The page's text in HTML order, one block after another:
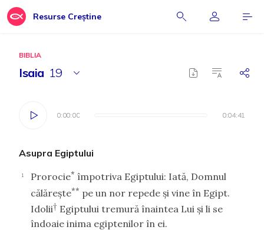
Resurse Creștine
BIBLIA
Isaia 19
0:00:00 0:04:41
0:00:00 0:04:41
Asupra Egiptului
1 Prorocie* împotriva Egiptului: Iată, Domnul
călăreşte** pe un nor repede şi vine în Egipt.
Idolii† Egiptului tremură înaintea Lui şi li se
îndoaie inima egiptenilor în ei.